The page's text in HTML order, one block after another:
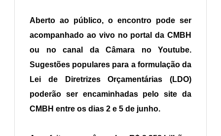
Aberto ao público, o encontro pode ser
acompanhado ao vivo no portal da CMBH
ou no canal da Câmara no Youtube.
Sugestões populares para a formulação da
Lei de Diretrizes Orçamentárias (LDO)
poderão ser encaminhadas pelo site da
CMBH entre os dias 2 e 5 de junho.